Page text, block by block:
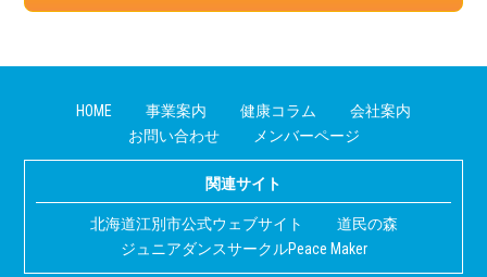
HOME 事業案内 健康コラム
会社案内
お問い合わせ
メンバーページ
関連サイト
北海道江別市公式ウェブサイト
道民の森
ジュニアダンスサークルPeace Maker